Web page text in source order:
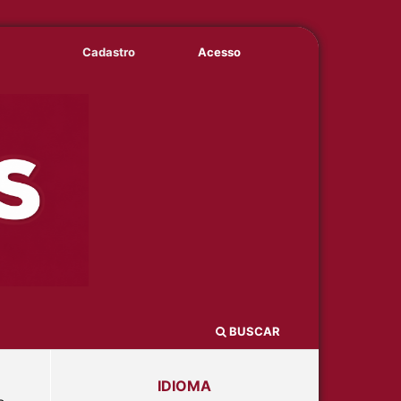
BUSCAR
Cadastro Acesso
IDIOMA